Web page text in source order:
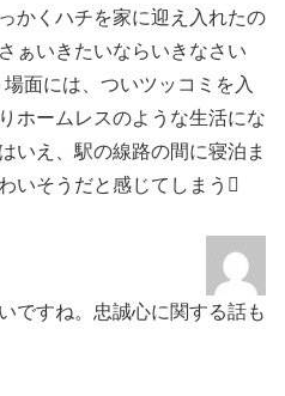
かくハチを家に迎え入れたの
ぁいきたいならいきなさい
場面には、ついツッコミを入
ホームレスのような生活にな
いえ、駅の線路の間に寝泊ま
いそうだと感じてしまう🫩
ですね。忠誠心に関する話も